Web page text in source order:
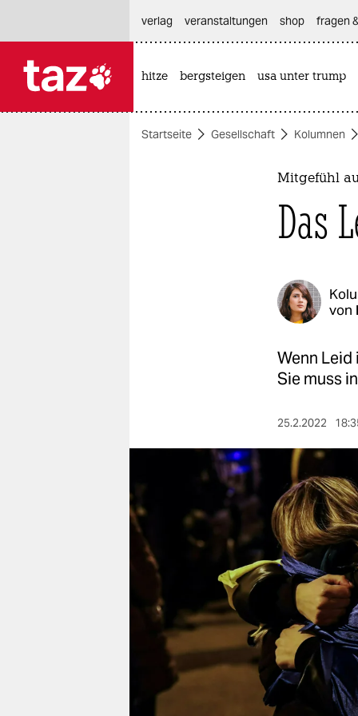
themen
veranstaltungen
shop
unterstützen
genossenschaft
verlag
veranstaltungen shop fragen
hitze bergsteigen usa unter trump
Startseite Gesellschaft Kolumnen
Mitgefühl
Das
von
Wenn
Sie muss
25.2.2022